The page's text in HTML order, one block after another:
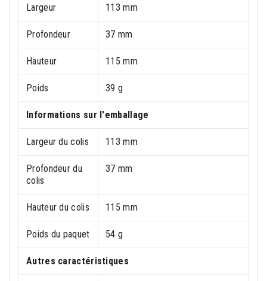
Largeur 113 mm
Profondeur 37 mm
Hauteur 115 mm
Poids 39 g
Informations sur l'emballage
Largeur du colis 113 mm
Profondeur du
colis
37 mm
Hauteur du colis 115 mm
Poids du paquet 54 g
Autres caractéristiques